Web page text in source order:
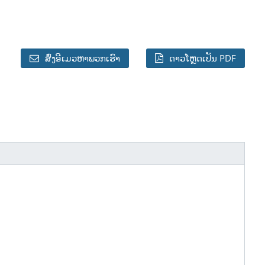
ສົ່ງອີເມວຫາພວກເຮົາ ດາວໂຫຼດເປັນ PDF